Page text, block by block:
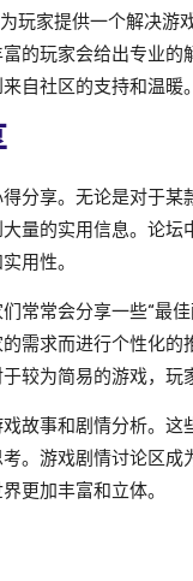
玩家提供一个解决游
的玩家会给出专业
自社区的支持和温暖。
分享。无论是对于
量的实用信息。论
用性。
常常会分享一些“最
需求而进行个性化的
较为简易的游戏，玩
故事和剧情分析。
。游戏剧情讨论区
更加丰富和立体。